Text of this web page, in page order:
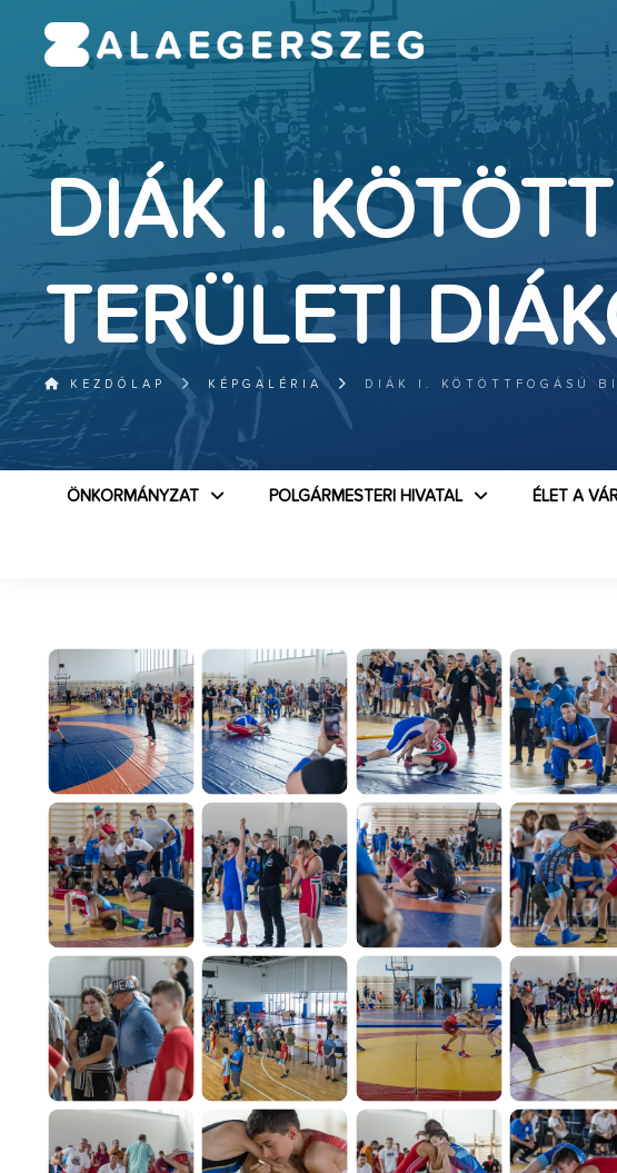
DIÁK I.
TERÜLETI
KEZDŐLAP KÉPGALÉRIA DIÁK I. KÖTÖTTFOGÁSÚ
ÖNKORMÁNYZAT POLGÁRMESTERI HIVATAL ÉLET A